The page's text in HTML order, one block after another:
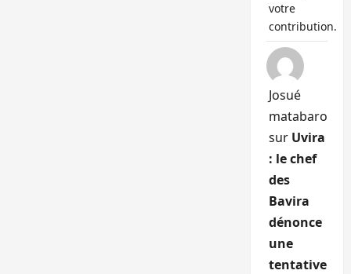
votre
contribution.
Josué
matabaro
sur Uvira
: le chef
des
Bavira
dénonce
une
tentative